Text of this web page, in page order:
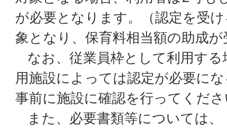
が必要となります。（認定を受
象となり、保育料相当額の助成
なお、従業員枠として利用す
用施設によっては認定が必要に
事前に施設に確認を行ってくだ
また、必要書類等については、